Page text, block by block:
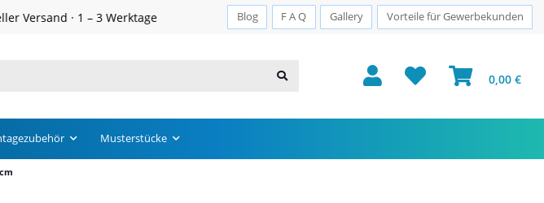
Blog F A Q Gallery Vorteile für Gewerbekunden
Sichere Zahlung · PayPal · Klarna
0,00 €
Musterstücke